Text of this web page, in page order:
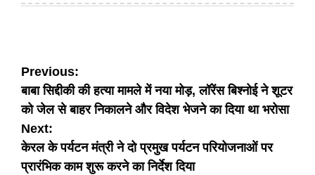
Post
navigation
Previous:
बाबा सिद्दीकी की हत्या मामले में नया मोड़, लॉरेंस बिश्नोई ने शूटर
को जेल से बाहर निकालने और विदेश भेजने का दिया था भरोसा
Next:
केरल के पर्यटन मंत्री ने दो प्रमुख पर्यटन परियोजनाओं पर
प्रारंभिक काम शुरू करने का निर्देश दिया